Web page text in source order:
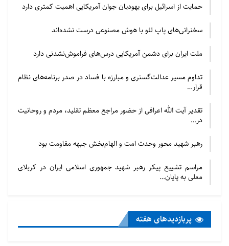
حمایت از اسرائیل برای یهودیان جوان آمریکایی اهمیت کمتری دارد
سخنرانی‌های پاپ لئو با هوش مصنوعی درست نشده‌اند
ملت ایران برای دشمن آمریکایی درس‌های فراموش‌نشدنی دارد
تداوم مسیر عدالت‌گستری و مبارزه با فساد در صدر برنامه‌های نظام
قرار…
تقدیر آیت الله اعرافی از حضور مراجع معظم تقلید، مردم و روحانیت
در…
رهبر شهید محور وحدت امت و الهام‌بخش جبهه مقاومت بود
مراسم تشییع پیکر رهبر شهید جمهوری اسلامی ایران در کربلای
معلی به پایان…
پربازدید‌های هفته